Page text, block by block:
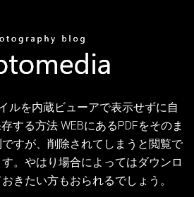
ルを内蔵ビューアで表示せずに自
する方法 WEBにあるPDFをそのま
すが、削除されてしまうと閲覧で
。やはり場合によってはダウンロ
きたい方もおられるでしょう。